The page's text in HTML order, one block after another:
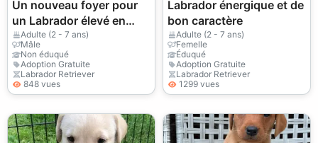
Un nouveau foyer pour
un Labrador élevé en
famille.
Adulte (2 - 7 ans)
Mâle
Non éduqué
Adoption Gratuite
Labrador Retriever
848 vues
Labrador énergique et de
bon caractère
Adulte (2 - 7 ans)
Femelle
Éduqué
Adoption Gratuite
Labrador Retriever
1299 vues